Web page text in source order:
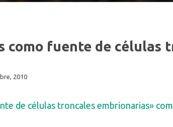
como fuente de células
2010
de células troncales embrionarias»